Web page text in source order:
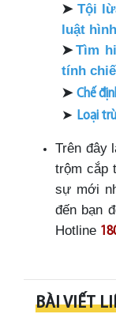
➤Tội
luật
➤ Tìm
tính
➤ Chế
➤ Loại
Trên đây
trộm cắp
sự mới
đến bạn
Hotline
BÀI VIẾT